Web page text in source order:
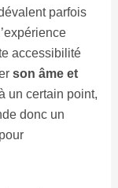
parfois
accessibilité
son âme et
un certain point,
donc un